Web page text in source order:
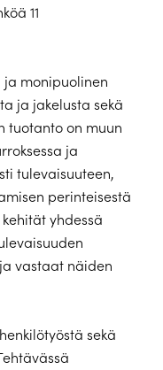
11
ja monipuolinen
ja jakelusta sekä
tuotanto on muun
ja
tulevaisuuteen,
perinteisestä
yhdessä
vastaat näiden
sekä